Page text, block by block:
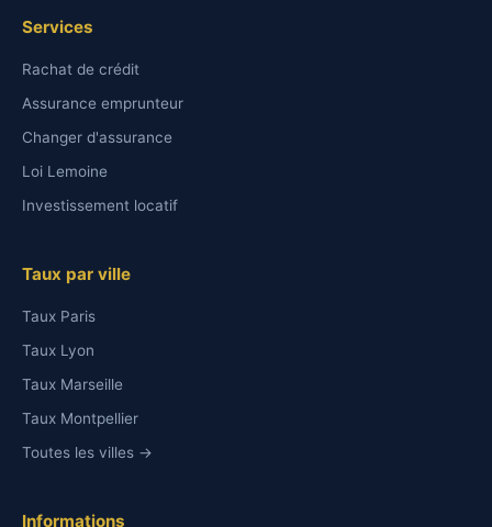
Services
Rachat de crédit
Assurance emprunteur
Changer d'assurance
Loi Lemoine
Investissement locatif
Taux par ville
Taux Paris
Taux Lyon
Taux Marseille
Taux Montpellier
Toutes les villes →
Informations